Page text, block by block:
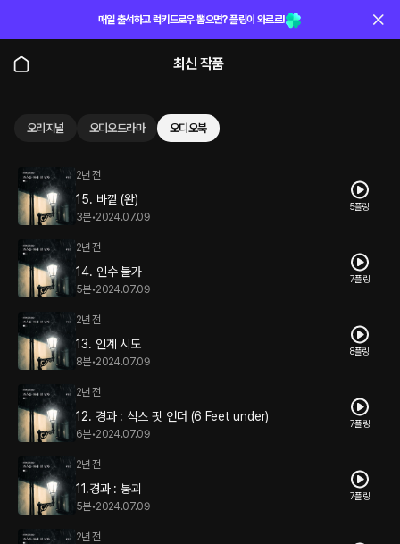
매일 출석하고 럭키드로우 뽑으면? 플링이 와르르!
최신 작품
오리지널 오디오드라마 오디오북
2년 전
15. 바깥 (완)
3분•2024.07.09
5플링
2년 전
14. 인수 불가
5분•2024.07.09
7플링
2년 전
13. 인계 시도
8분•2024.07.09
8플링
2년 전
12. 경과 : 식스 핏 언더 (6 Feet under)
6분•2024.07.09
7플링
2년 전
11.경과 : 붕괴
5분•2024.07.09
7플링
2년 전